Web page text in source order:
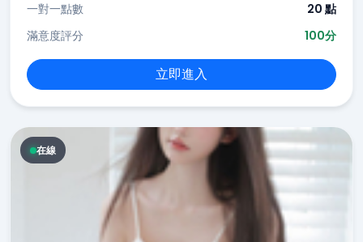
一對一點數
20 點
滿意度評分
100分
立即進入
在線